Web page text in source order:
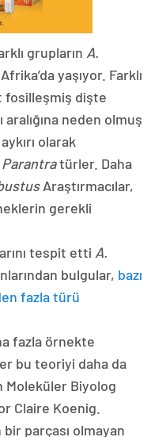
grupların A.
yaşıyor. Farklı
fosilleşmiş dişte
neden olmuş
olarak
Parantratürler. Daha
Araştırmacılar,
gerekli
tespit etti A.
bulgular, bazı
fazla türü
fazla örnekte
bu teoriyi daha da
Moleküler Biyolog
Claire Koenig.
parçası olmayan